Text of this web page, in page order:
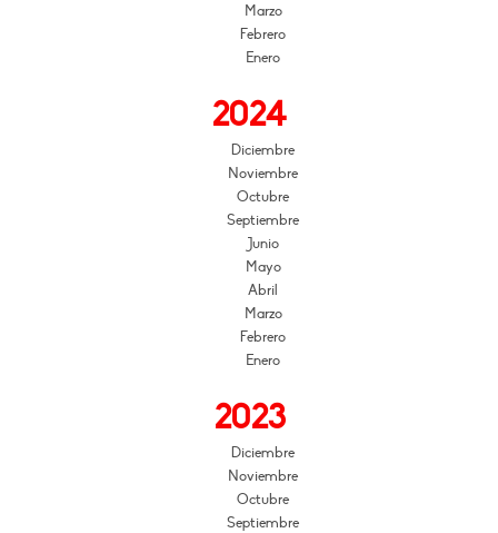
Marzo
Febrero
Enero
2024
Diciembre
Noviembre
Octubre
Septiembre
Junio
Mayo
Abril
Marzo
Febrero
Enero
2023
Diciembre
Noviembre
Octubre
Septiembre